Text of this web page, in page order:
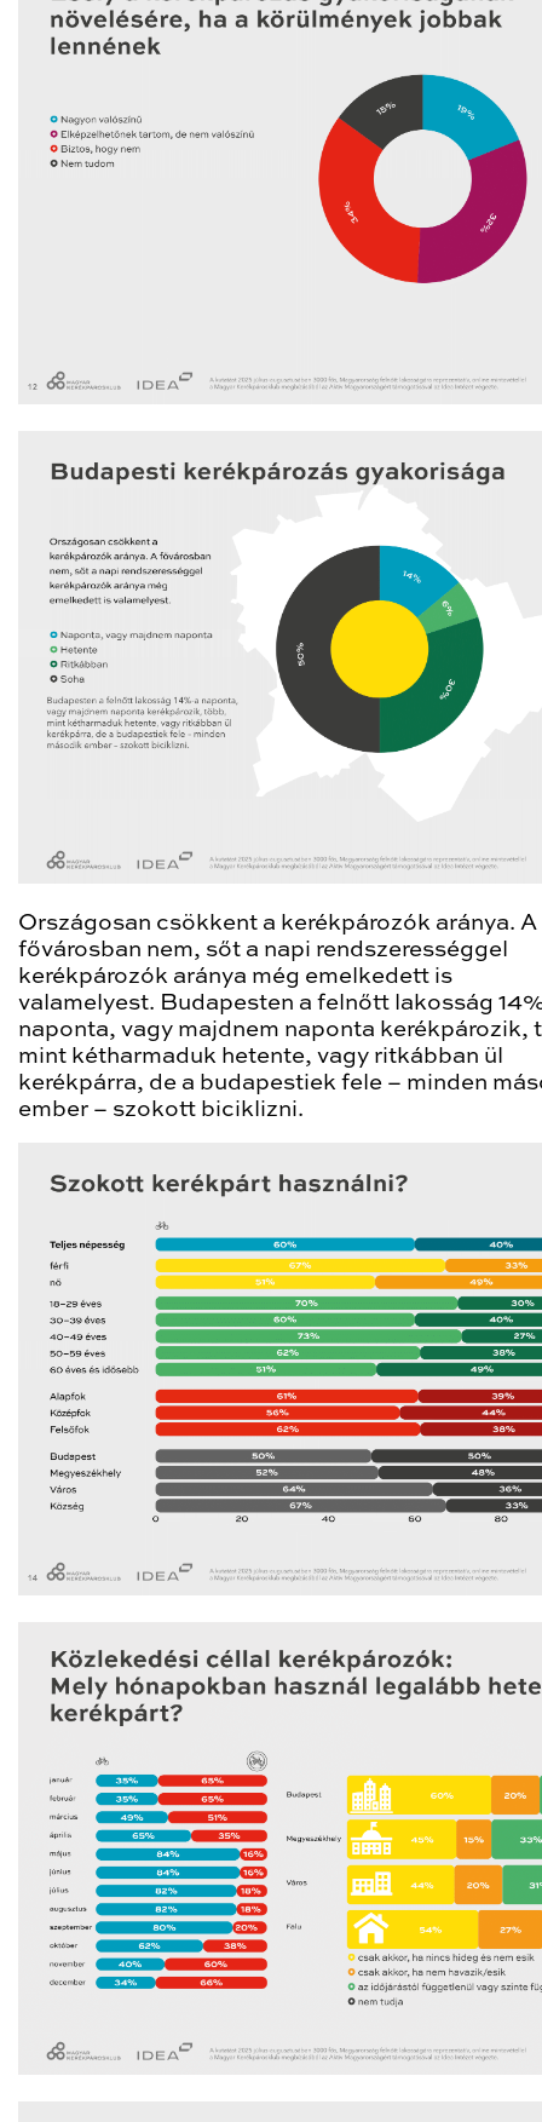
Országosan csökkent a kerékpározók aránya. A
fővárosban nem, sőt a napi rendszerességgel
kerékpározók aránya még emelkedett is
valamelyest. Budapesten a felnőtt lakosság
naponta, vagy majdnem naponta kerékpározik,
mint kétharmaduk hetente, vagy ritkábban ül
kerékpárra, de a budapestiek fele – minden
ember – szokott biciklizni.